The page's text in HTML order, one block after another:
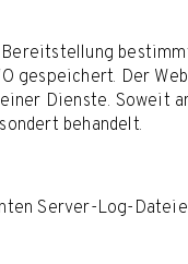
gespeichert. Der
Dienste. Soweit
behandelt.
Server-Log-